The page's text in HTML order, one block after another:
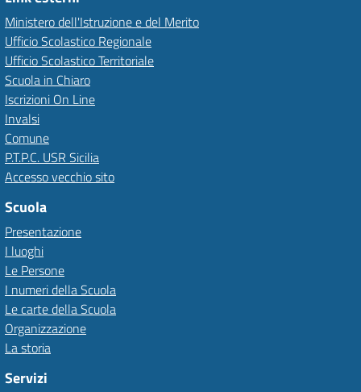
Ministero dell'Istruzione e del Merito
Ufficio Scolastico Regionale
Ufficio Scolastico Territoriale
Scuola in Chiaro
Iscrizioni On Line
Invalsi
Comune
P.T.P.C. USR Sicilia
Accesso vecchio sito
Scuola
Presentazione
I luoghi
Le Persone
I numeri della Scuola
Le carte della Scuola
Organizzazione
La storia
Servizi